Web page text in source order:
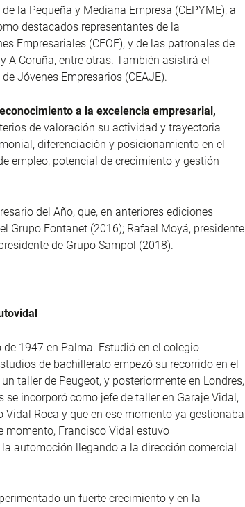
la Pequeña y Mediana Empresa (CEPYME), a
destacados representantes de la
Empresariales (CEOE), y de las patronales de
A Coruña, entre otras. También asistirá el
Jóvenes Empresarios (CEAJE).
a la excelencia empresarial,
de valoración su actividad y trayectoria
diferenciación y posicionamiento en el
empleo, potencial de crecimiento y gestión
del Año, que, en anteriores ediciones
Grupo Fontanet (2016); Rafael Moyá, presidente
de Grupo Sampol (2018).
1947 en Palma. Estudió en el colegio
de bachillerato empezó su recorrido en el
taller de Peugeot, y posteriormente en Londres,
incorporó como jefe de taller en Garaje Vidal,
Roca y que en ese momento ya gestionaba
momento, Francisco Vidal estuvo
automoción llegando a la dirección comercial
un fuerte crecimiento y en la